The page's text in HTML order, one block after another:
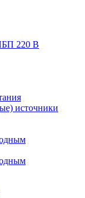
220 В
источники